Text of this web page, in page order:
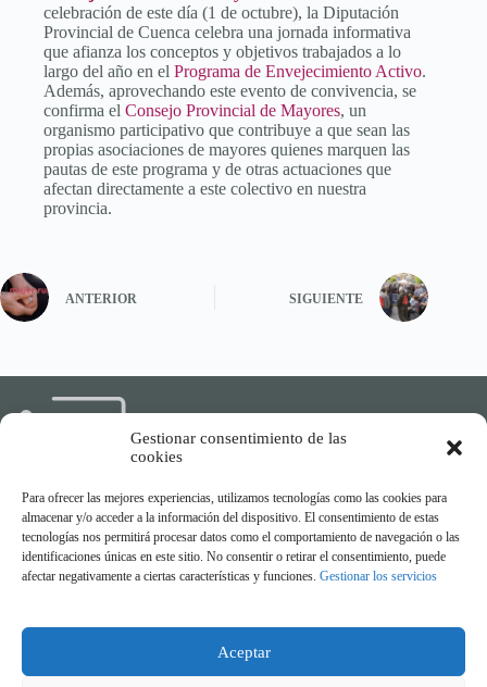
Gestionar consentimiento de las
cookies
Para ofrecer las mejores experiencias, utilizamos tecnologías como las cookies para
almacenar y/o acceder a la información del dispositivo. El consentimiento de estas
tecnologías nos permitirá procesar datos como el comportamiento de navegación o las
identificaciones únicas en este sitio. No consentir o retirar el consentimiento, puede
afectar negativamente a ciertas características y funciones. Gestionar los servicios
Aceptar
celebración de este día (1 de octubre), la Diputación
Provincial de Cuenca celebra una jornada informativa
que afianza los conceptos y objetivos trabajados a lo
largo del año en el Programa de Envejecimiento Activo.
Además, aprovechando este evento de convivencia, se
confirma el Consejo Provincial de Mayores, un
organismo participativo que contribuye a que sean las
propias asociaciones de mayores quienes marquen las
pautas de este programa y de otras actuaciones que
afectan directamente a este colectivo en nuestra
provincia.
ANTERIOR SIGUIENTE
Compartiendo experiencias,
conectando generaciones